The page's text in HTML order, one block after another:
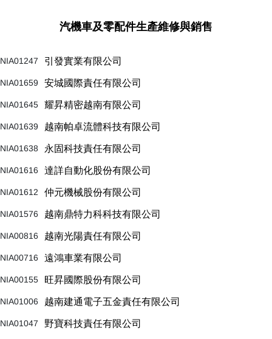
汽機車及零配件生產維修與銷售
NIA01247 引發實業有限公司
NIA01659 安城國際責任有限公司
NIA01645 耀昇精密越南有限公司
NIA01639 越南帕卓流體科技有限公司
NIA01638 永固科技責任有限公司
NIA01616 達詳自動化股份有限公司
NIA01612 仲元機械股份有限公司
NIA01576 越南鼎特力科科技有限公司
NIA00816 越南光陽責任有限公司
NIA00716 遠鴻車業有限公司
NIA00155 旺昇國際股份有限公司
NIA01006 越南建通電子五金責任有限公司
NIA01047 野寶科技責任有限公司